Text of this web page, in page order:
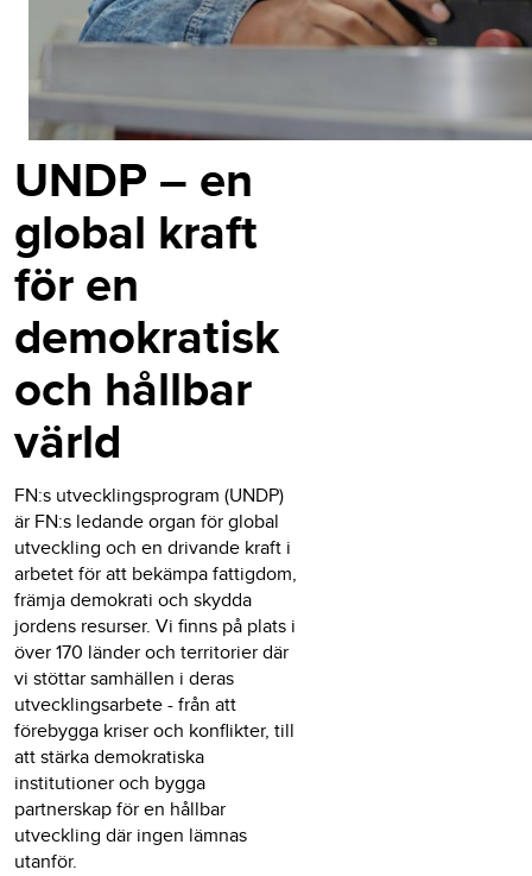
UNDP – en
global kraft
för en
demokratisk
och hållbar
värld
FN:s utvecklingsprogram (UNDP)
är FN:s ledande organ för global
utveckling och en drivande kraft i
arbetet för att bekämpa fattigdom,
främja demokrati och skydda
jordens resurser. Vi finns på plats i
över 170 länder och territorier där
vi stöttar samhällen i deras
utvecklingsarbete - från att
förebygga kriser och konflikter, till
att stärka demokratiska
institutioner och bygga
partnerskap för en hållbar
utveckling där ingen lämnas
utanför.